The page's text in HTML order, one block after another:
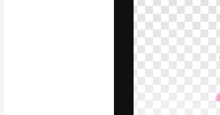
La plateforme
vos meilleurs
d’abonnés :
studios.